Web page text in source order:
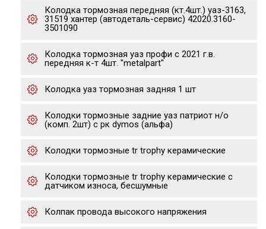
Колодка тормозная передняя (кт.4шт.) уаз-3163,
31519 хантер (автодеталь-сервис) 42020.3160-
3501090
Колодка тормозная уаз профи с 2021 г.в.
передняя к-т 4шт. "metalpart"
Колодка уаз тормозная задняя 1 шт
Колодки тормозные задние уаз патриот н/о
(комп. 2шт) с рк dymos (альфа)
Колодки тормозные tr trophy керамические
Колодки тормозные tr trophy керамические с
датчиком износа, бесшумные
Колпак провода высокого напряжения